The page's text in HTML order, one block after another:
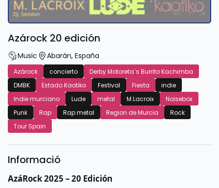
Azárock 20 edición
Music Abarán, España
Azárock concierto
Derby Motoreta´s Burrito Kachimba
DMBK
Estado Kaotiko Festival Fiesta
indie
Indie murciano
Lude metal M.Lacroix
Noisebox
Punk
Rap Rap metal Region de Murcia
Rock
Tour Spain
Informació
AzáRock 2025 – 20 Edición